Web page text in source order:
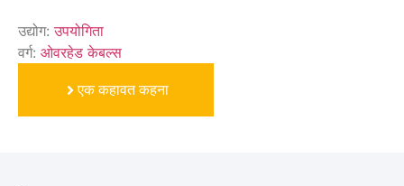
उद्योग:उपयोगिता
वर्ग: ओवरहेड केबल्स
एक कहावत कहना